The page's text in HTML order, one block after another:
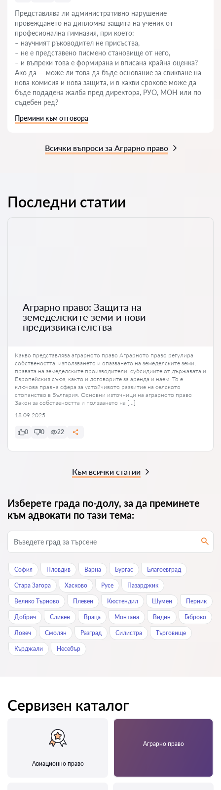
Представлява ли административно нарушение
провеждането на дипломна защита на ученик от
професионална гимназия, при което:
– научният ръководител не присъства,
– не е представено писмено становище от него,
– и въпреки това е формирана и вписана крайна оценка?
Ако да — може ли това да бъде основание за свикване на
нова комисия и нова защита, и в какви срокове може да
бъде подадена жалба пред директора, РУО, МОН или по
съдебен ред?
Премини към отговора
Всички въпроси за Аграрно право
Последни статии
Аграрно право: Защита на
земеделските земи и нови
предизвикателства
Какво представлява аграрното право Аграрното право регулира
собствеността, използването и опазването на земеделските земи,
правата на земеделските производители, субсидиите от държавата и
Европейския съюз, както и договорите за аренда и наем. То е
ключова правна сфера за устойчивото развитие на селското
стопанство в България. Основни източници на аграрното право
Закон за собствеността и ползването на […]
18.09.2025
0 0 22
Към всички статии
Изберете града по-долу, за да преминете
към адвокати по тази тема:
София Пловдив Варна Бургас Благоевград
Стара Загора Хасково Русе Пазарджик
Велико Търново Плевен Кюстендил Шумен Перник
Добрич Сливен Враца Монтана Видин Габрово
Ловеч Смолян Разград Силистра Търговище
Кърджали Нeсeбър
Сервизен каталог
Авиационно право
Аграрно право